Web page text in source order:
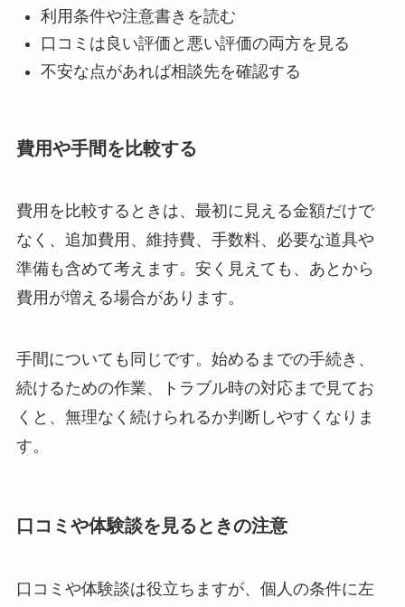
利用条件や注意書きを読む
口コミは良い評価と悪い評価の両方を見る
不安な点があれば相談先を確認する
費用や手間を比較する
費用を比較するときは、最初に見える金額だけで
なく、追加費用、維持費、手数料、必要な道具や
準備も含めて考えます。安く見えても、あとから
費用が増える場合があります。
手間についても同じです。始めるまでの手続き、
続けるための作業、トラブル時の対応まで見てお
くと、無理なく続けられるか判断しやすくなりま
す。
口コミや体験談を見るときの注意
口コミや体験談は役立ちますが、個人の条件に左